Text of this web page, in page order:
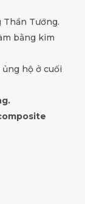
Thần Tướng.
bằng kim
hộ ở cuối